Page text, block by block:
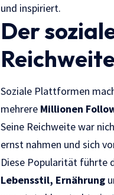
und inspiriert.
Der
Reichweite
Soziale Plattformen
mehrere Millionen
Seine Reichweite war
ernst nahmen und sich
Diese Popularität führte
Lebensstil, Ernährung